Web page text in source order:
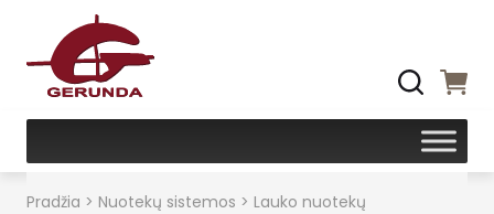
Pradžia > Nuotekų sistemos > Lauko nuotekų